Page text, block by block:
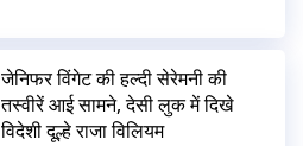
जेनिफर विंगेट की हल्दी सेरेमनी की
तस्वीरें आई सामने, देसी लुक में दिखे
विदेशी दूल्हे राजा विलियम